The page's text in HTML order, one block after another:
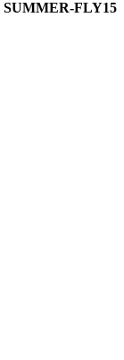
SUMMER-FLY15